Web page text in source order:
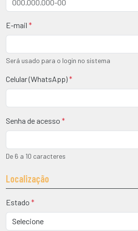
E-mail *
Será usado para o login no sistema
Celular (WhatsApp)*
Senha de acesso *
De 6 a 10 caracteres
Localização
Estado *